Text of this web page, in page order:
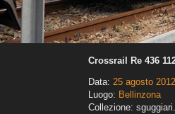
Crossrail Re 436
Data: 25 agosto 2012
Luogo: Bellinzona
Collezione: